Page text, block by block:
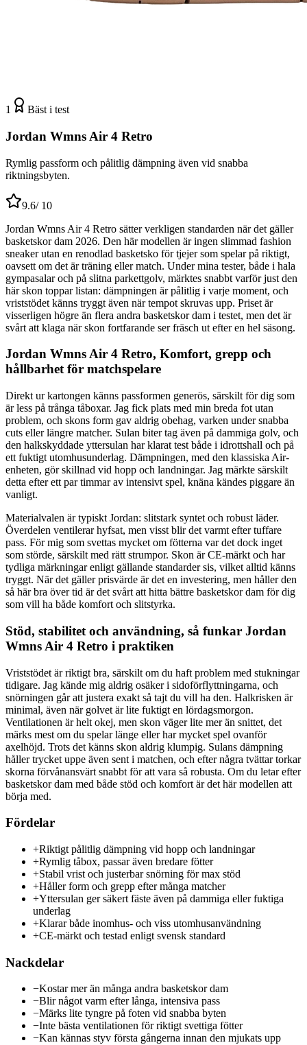
1 Bäst i test
Jordan Wmns Air 4 Retro
Rymlig passform och pålitlig dämpning även vid snabba
riktningsbyten.
9.6/ 10
Jordan Wmns Air 4 Retro sätter verkligen standarden när det gäller
basketskor dam 2026. Den här modellen är ingen slimmad fashion
sneaker utan en renodlad basketsko för tjejer som spelar på riktigt,
oavsett om det är träning eller match. Under mina tester, både i hala
gympasalar och på slitna parkettgolv, märktes snabbt varför just den
här skon toppar listan: dämpningen är pålitlig i varje moment, och
vriststödet känns tryggt även när tempot skruvas upp. Priset är
visserligen högre än flera andra basketskor dam i testet, men det är
svårt att klaga när skon fortfarande ser fräsch ut efter en hel säsong.
Jordan Wmns Air 4 Retro, Komfort, grepp och
hållbarhet för matchspelare
Direkt ur kartongen känns passformen generös, särskilt för dig som
är less på trånga tåboxar. Jag fick plats med min breda fot utan
problem, och skons form gav aldrig obehag, varken under snabba
cuts eller längre matcher. Sulan biter tag även på dammiga golv, och
den halkskyddade yttersulan har klarat test både i idrottshall och på
ett fuktigt utomhusunderlag. Dämpningen, med den klassiska Air-
enheten, gör skillnad vid hopp och landningar. Jag märkte särskilt
detta efter ett par timmar av intensivt spel, knäna kändes piggare än
vanligt.
Materialvalen är typiskt Jordan: slitstark syntet och robust läder.
Överdelen ventilerar hyfsat, men visst blir det varmt efter tuffare
pass. För mig som svettas mycket om fötterna var det dock inget
som störde, särskilt med rätt strumpor. Skon är CE-märkt och har
tydliga märkningar enligt gällande standarder sis, vilket alltid känns
tryggt. När det gäller prisvärde är det en investering, men håller den
så här bra över tid är det svårt att hitta bättre basketskor dam för dig
som vill ha både komfort och slitstyrka.
Stöd, stabilitet och användning, så funkar Jordan
Wmns Air 4 Retro i praktiken
Vriststödet är riktigt bra, särskilt om du haft problem med stukningar
tidigare. Jag kände mig aldrig osäker i sidoförflyttningarna, och
snörningen går att justera exakt så tajt du vill ha den. Halkrisken är
minimal, även när golvet är lite fuktigt en lördagsmorgon.
Ventilationen är helt okej, men skon väger lite mer än snittet, det
märks mest om du spelar länge eller har mycket spel ovanför
axelhöjd. Trots det känns skon aldrig klumpig. Sulans dämpning
håller trycket uppe även sent i matchen, och efter några tvättar torkar
skorna förvånansvärt snabbt för att vara så robusta. Om du letar efter
basketskor dam med både stöd och komfort är det här modellen att
börja med.
Fördelar
+Riktigt pålitlig dämpning vid hopp och landningar
+Rymlig tåbox, passar även bredare fötter
+Stabil vrist och justerbar snörning för max stöd
+Håller form och grepp efter många matcher
+Yttersulan ger säkert fäste även på dammiga eller fuktiga
underlag
+Klarar både inomhus- och viss utomhusanvändning
+CE-märkt och testad enligt svensk standard
Nackdelar
−Kostar mer än många andra basketskor dam
−Blir något varm efter långa, intensiva pass
−Märks lite tyngre på foten vid snabba byten
−Inte bästa ventilationen för riktigt svettiga fötter
−Kan kännas styv första gångerna innan den mjukats upp